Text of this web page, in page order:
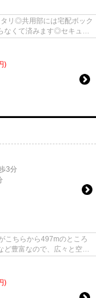
タリ◎共用部には宅配ボック
なくて済みます◎セキュリ
)
3分
こちらから497mのところ
ど豊富なので、広々と空間
)